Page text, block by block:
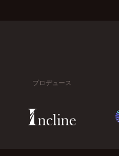
プロデュース